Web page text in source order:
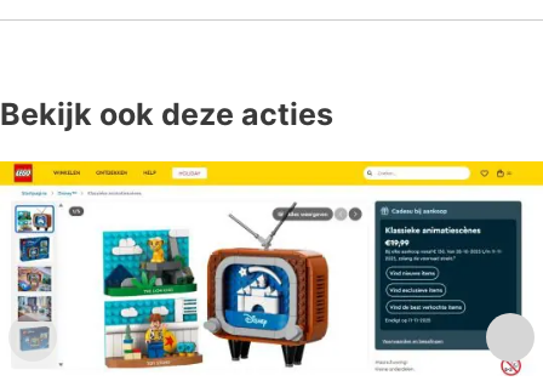
Bekijk ook deze acties